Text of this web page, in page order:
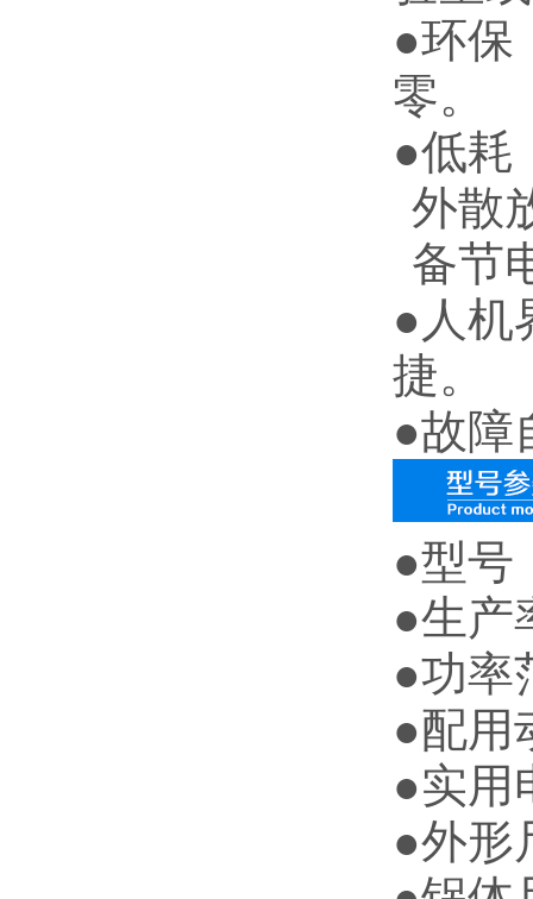
●环保
零。
●低耗
外散
备节
●人机
捷。
●故障
●型号
●生产
●功率
●配用
●实用
●外形